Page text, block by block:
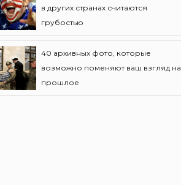
в других странах считаются
грубостью
40 архивных фото, которые
возможно поменяют ваш взгляд на
прошлое